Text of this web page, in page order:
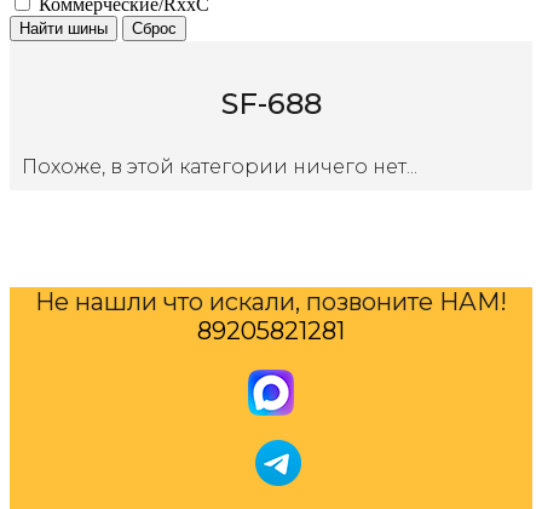
Коммерческие/RxxC
Найти шины Сброс
SF-688
Похоже, в этой категории ничего нет...
Не нашли что искали, позвоните НАМ!
89205821281